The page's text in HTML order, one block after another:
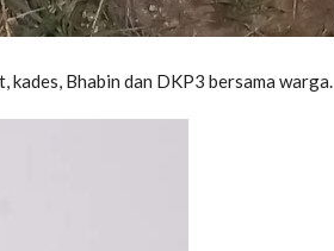
kades, Bhabin dan DKP3 bersama warga.